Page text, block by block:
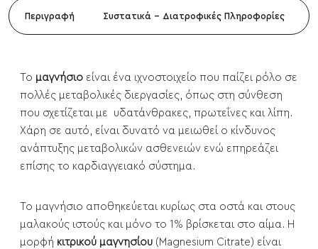
Περιγραφή Συστατικά - Διατροφικές Πληροφορίες
Το μαγνήσιο είναι ένα ιχνοστοιχείο που παίζει ρόλο σε
πολλές μεταβολικές διεργασίες, όπως στη σύνθεση
που σχετίζεται με υδατάνθρακες, πρωτεΐνες και λίπη.
Χάρη σε αυτό, είναι δυνατό να μειωθεί ο κίνδυνος
ανάπτυξης μεταβολικών ασθενειών ενώ επηρεάζει
επίσης το καρδιαγγειακό σύστημα.
Το μαγνήσιο αποθηκεύεται κυρίως στα οστά και στους
μαλακούς ιστούς και μόνο το 1% βρίσκεται στο αίμα. Η
μορφή κιτρικού μαγνησίου (Magnesium Citrate) είναι